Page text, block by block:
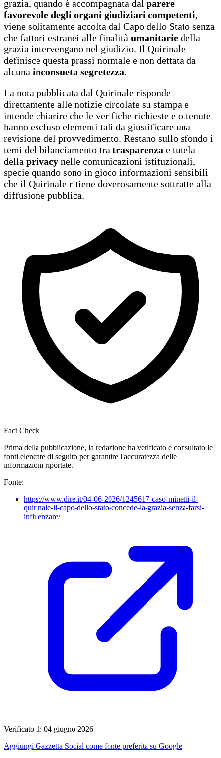
grazia, quando è accompagnata dal parere
favorevole degli organi giudiziari competenti,
viene solitamente accolta dal Capo dello Stato senza
che fattori estranei alle finalità umanitarie della
grazia intervengano nel giudizio. Il Quirinale
definisce questa prassi normale e non dettata da
alcuna inconsueta segretezza.
La nota pubblicata dal Quirinale risponde
direttamente alle notizie circolate su stampa e
intende chiarire che le verifiche richieste e ottenute
hanno escluso elementi tali da giustificare una
revisione del provvedimento. Restano sullo sfondo i
temi del bilanciamento tra trasparenza e tutela
della privacy nelle comunicazioni istituzionali,
specie quando sono in gioco informazioni sensibili
che il Quirinale ritiene doverosamente sottratte alla
diffusione pubblica.
Fact Check
Prima della pubblicazione, la redazione ha verificato e consultato le
fonti elencate di seguito per garantire l'accuratezza delle
informazioni riportate.
Fonte:
https://www.dire.it/04-06-2026/1245617-caso-minetti-il-
quirinale-il-capo-dello-stato-concede-la-grazia-senza-farsi-
influenzare/
Verificato il: 04 giugno 2026
Aggiungi Gazzetta Social come fonte preferita su Google